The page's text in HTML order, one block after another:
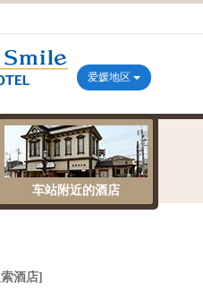
爱媛地区
车站附近的酒店
酒店